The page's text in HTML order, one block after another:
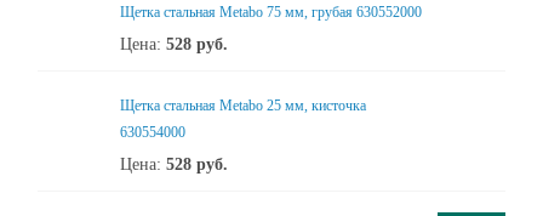
Щетка стальная Metabo 75 мм, грубая 630552000
Цена: 528 руб.
Щетка стальная Metabo 25 мм, кисточка
630554000
Цена: 528 руб.